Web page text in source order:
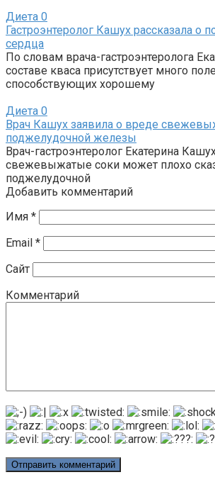
Диета 0
Гастроэнтеролог Кашух рассказала о
сердца
По словам врача-гастроэнтеролога
составе кваса присутствует много
способствующих хорошему
Диета 0
Врач Кашух заявила о вреде
поджелудочной железы
Врач-гастроэнтеролог Екатерина
свежевыжатые соки может плохо
поджелудочной
Добавить комментарий
Имя *
Email *
Сайт
Комментарий